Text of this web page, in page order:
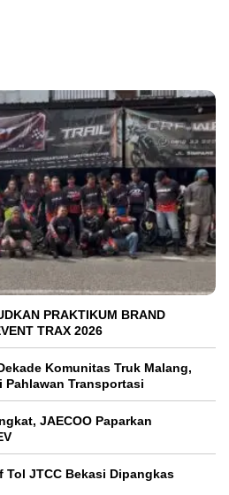
PRAKTIKUM BRAND
TRAX 2026
Komunitas Truk Malang,
Pahlawan Transportasi
JAECOO Paparkan
Tol JTCC Bekasi Dipangkas